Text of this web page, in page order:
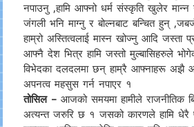
नपाउनु ,हामि आफ्नो धर्म संस्कृति खुलेर मान्न
जंगली भनि माग्नु र बोल्नबाट बन्चित हुन्
हाम्रो अस्तित्वलाई मास्न खोज्नु आदि जस्ता
आफ्नै देश भित्र हामि जस्तो मुल्बासिहरुले
विभेदका दलदलमा छन् हाम्रै आफ्नाहरू अझै
अपनत्व महसुस गर्न नपाएर १
तोसिल –आजको समयमा हामीले राजनीतिक
अत्यन्त जरुरि छ १ जसको कारणले हामि धेरै